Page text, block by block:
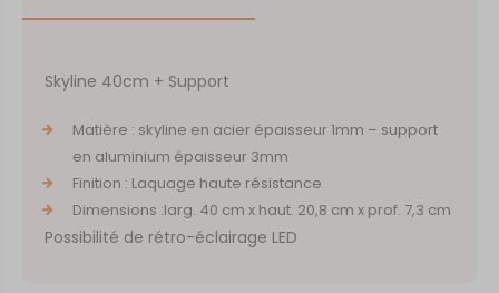
Skyline 40cm + Support
Matière : skyline en acier épaisseur 1mm – support
en aluminium épaisseur 3mm
Finition : Laquage haute résistance
Dimensions :larg. 40 cm x haut. 20,8 cm x prof. 7,3 cm
Possibilité de rétro-éclairage LED